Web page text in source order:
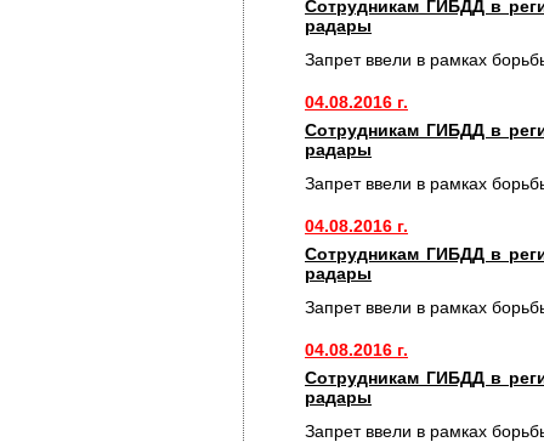
Сотрудникам ГИБДД в
радары
Запрет ввели в рамках
04.08.2016 г.
Сотрудникам ГИБДД в
радары
Запрет ввели в рамках
04.08.2016 г.
Сотрудникам ГИБДД в
радары
Запрет ввели в рамках
04.08.2016 г.
Сотрудникам ГИБДД в
радары
Запрет ввели в рамках